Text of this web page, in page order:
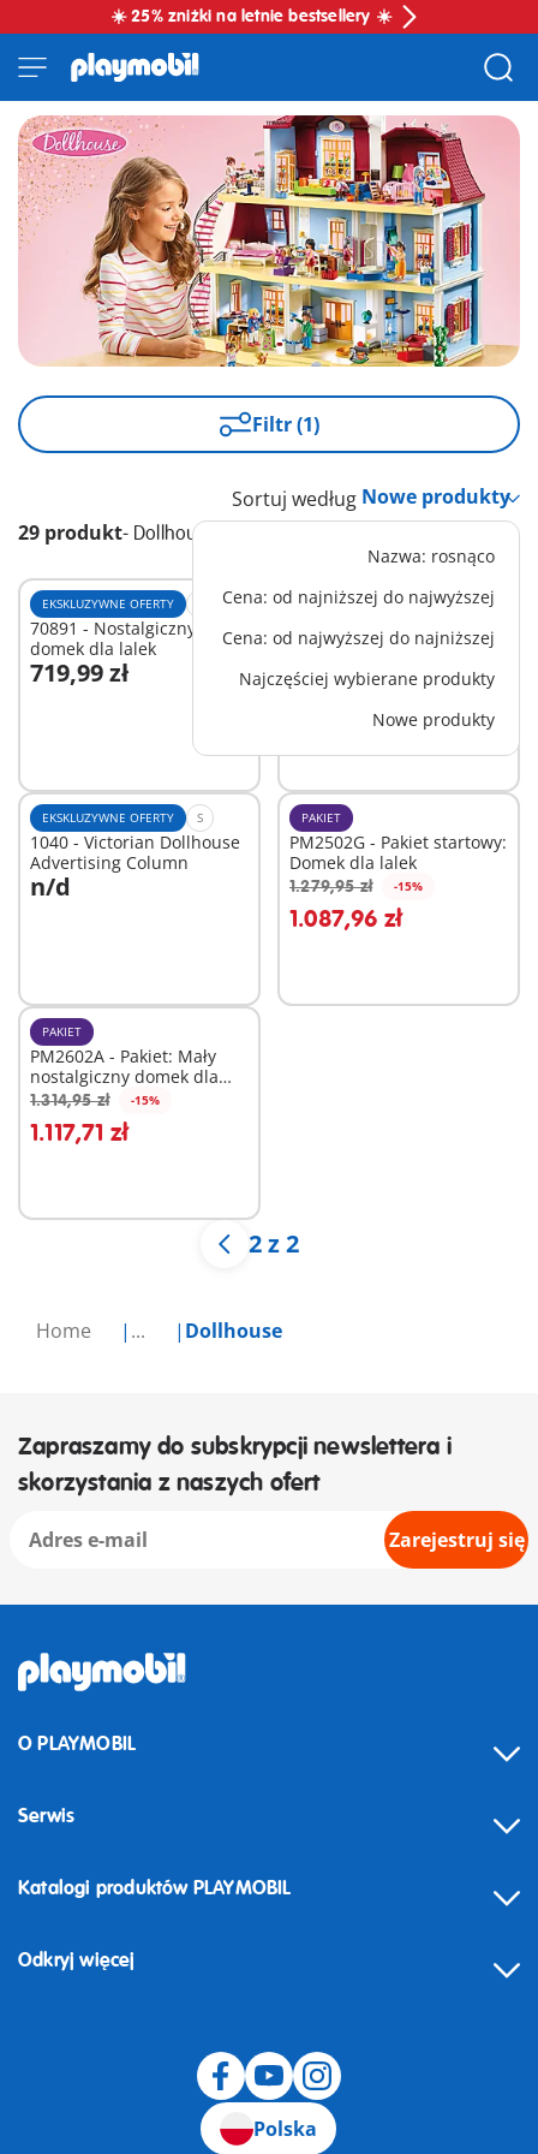
☀️ 25% zniżki na letnie bestsellery ☀️
Home ... Dollhouse
Filtr (1)
29 produkt- Dollhouse
Sortuj według
Nazwa: rosnąco
Cena: od najniższej do najwyższej
Cena: od najwyższej do najniższej
Najczęściej wybierane produkty
Nowe produkty
EKSKLUZYWNE OFERTY
70891 - Nostalgiczny mały
domek dla lalek
719,99 zł
Dodaj do koszyka
M
70211 - Łazienka z wanną
84,99 zł
Dodaj do koszyka
EKSKLUZYWNE OFERTY S
1040 - Victorian Dollhouse
Advertising Column
n/d
PAKIET
PM2502G - Pakiet startowy:
Domek dla lalek
1.279,95 zł -15%
1.087,96 zł
Dodaj do koszyka
PAKIET
PM2602A - Pakiet: Mały
nostalgiczny domek dla
lalek
1.314,95 zł -15%
1.117,71 zł
Dodaj do koszyka
2 z 2
Zapraszamy do subskrypcji newslettera i
skorzystania z naszych ofert
Zarejestruj się
O PLAYMOBIL
Serwis
Odstąpienie od umowy
Katalogi produktów PLAYMOBIL
Odkryj więcej
Polska